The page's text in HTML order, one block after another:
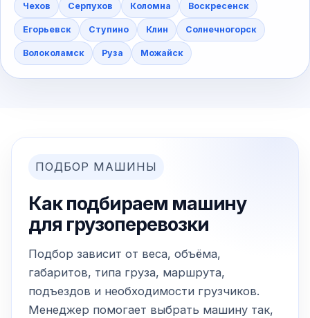
Чехов Серпухов Коломна Воскресенск
Егорьевск Ступино Клин Солнечногорск
Волоколамск Руза Можайск
ПОДБОР МАШИНЫ
Как подбираем машину
для грузоперевозки
Подбор зависит от веса, объёма,
габаритов, типа груза, маршрута,
подъездов и необходимости грузчиков.
Менеджер помогает выбрать машину так,